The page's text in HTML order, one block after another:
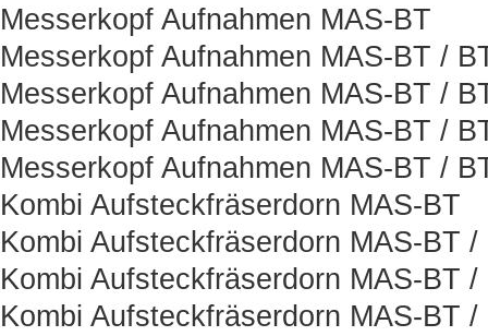
Messerkopf Aufnahmen MAS-BT
Messerkopf Aufnahmen MAS-BT /
Messerkopf Aufnahmen MAS-BT /
Messerkopf Aufnahmen MAS-BT /
Messerkopf Aufnahmen MAS-BT /
Kombi Aufsteckfräserdorn MAS-BT
Kombi Aufsteckfräserdorn MAS-BT /
Kombi Aufsteckfräserdorn MAS-BT /
Kombi Aufsteckfräserdorn MAS-BT /